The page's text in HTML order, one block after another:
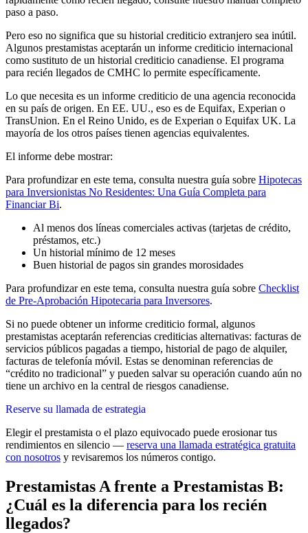
paso a paso.
Pero eso no significa que su historial crediticio extranjero sea inútil.
Algunos prestamistas aceptarán un informe crediticio internacional
como sustituto de un historial crediticio canadiense. El programa
para recién llegados de CMHC lo permite específicamente.
Lo que necesita es un informe crediticio de una agencia reconocida
en su país de origen. En EE. UU., eso es de Equifax, Experian o
TransUnion. En el Reino Unido, es de Experian o Equifax UK. La
mayoría de los otros países tienen agencias equivalentes.
El informe debe mostrar:
Para profundizar en este tema, consulta nuestra guía sobre Hipotecas
para Inversionistas No Residentes: Una Guía Completa para
Financiar Bi.
Al menos dos líneas comerciales activas (tarjetas de crédito,
préstamos, etc.)
Un historial mínimo de 12 meses
Buen historial de pagos sin grandes morosidades
Para profundizar en este tema, consulta nuestra guía sobre Checklist
de Pre-Aprobación Hipotecaria para Inversores.
Si no puede obtener un informe crediticio formal, algunos
prestamistas aceptarán referencias crediticias alternativas: facturas de
servicios públicos pagadas a tiempo, historial de pago de alquiler,
facturas de telefonía móvil. Estas se denominan referencias de
“crédito no tradicional” y pueden salvar su operación cuando aún no
tiene un archivo en la central de riesgos canadiense.
Reserve su llamada de estrategia
Elegir el prestamista o el plazo equivocado puede erosionar tus
rendimientos en silencio — reserva una llamada estratégica gratuita
con nosotros y revisaremos los números contigo.
Prestamistas A frente a Prestamistas B:
¿Cuál es la diferencia para los recién
llegados?